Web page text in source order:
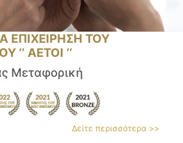
ΕΠΙΧΕΙΡΗΣΗ ΤΟΥ
‘’ ΑΕΤΟΙ ‘’
Μεταφορική
Δείτε περισσότερα >>